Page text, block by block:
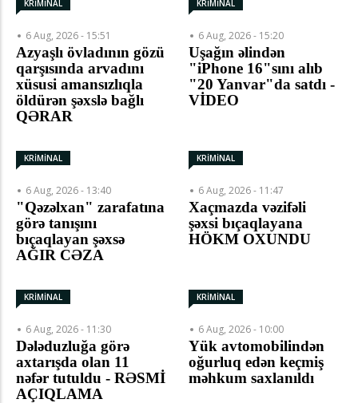
KRİMİNAL
6 Aug, 2026 - 15:51
Azyaşlı övladının gözü
qarşısında arvadını
xüsusi amansızlıqla
öldürən şəxslə bağlı
QƏRAR
KRİMİNAL
6 Aug, 2026 - 15:20
Uşağın əlindən
"iPhone 16"sını alıb
"20 Yanvar"da satdı -
VİDEO
KRİMİNAL
6 Aug, 2026 - 13:40
"Qəzəlxan" zarafatına
görə tanışını
bıçaqlayan şəxsə
AĞIR CƏZA
KRİMİNAL
6 Aug, 2026 - 11:47
Xaçmazda vəzifəli
şəxsi bıçaqlayana
HÖKM OXUNDU
KRİMİNAL
6 Aug, 2026 - 11:30
Dələduzluğa görə
axtarışda olan 11
nəfər tutuldu - RƏSMİ
AÇIQLAMA
KRİMİNAL
6 Aug, 2026 - 10:00
Yük avtomobilindən
oğurluq edən keçmiş
məhkum saxlanıldı